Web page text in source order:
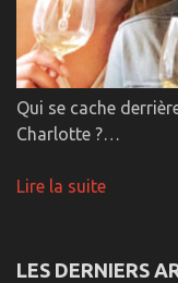
Qui se cache
Charlotte ?…
Lire la suite
LES DERNIERS